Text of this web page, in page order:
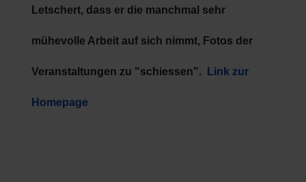
Letschert, dass er die manchmal sehr
mühevolle Arbeit auf sich nimmt, Fotos der
Veranstaltungen zu "schiessen". Link zur
Homepage